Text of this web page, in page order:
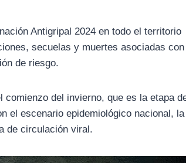
Antigripal 2024 en todo el territorio
secuelas y muertes asociadas
de riesgo.
comienzo del invierno, que es la etapa
el escenario epidemiológico nacional, la
de circulación viral.